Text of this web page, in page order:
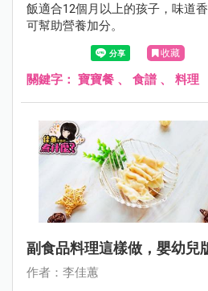
飯適合12個月以上的孩子，味道香
可幫助營養加分。
收藏
關鍵字： 寶寶餐 、 食譜 、 料理
副食品料理這樣做，嬰幼兒
作者：李佳蕙